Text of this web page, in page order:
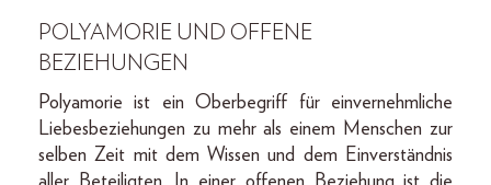
POLYAMORIE UND OFFENE
BEZIEHUNGEN
Polyamorie ist ein Oberbegriff für einvernehmliche
Liebesbeziehungen zu mehr als einem Menschen zur
selben Zeit mit dem Wissen und dem Einverständnis